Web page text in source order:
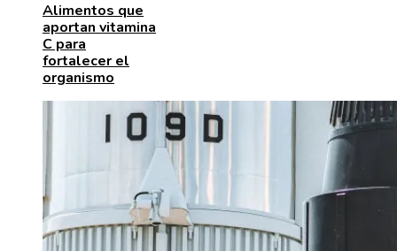
Alimentos que
aportan vitamina
C para
fortalecer el
organismo